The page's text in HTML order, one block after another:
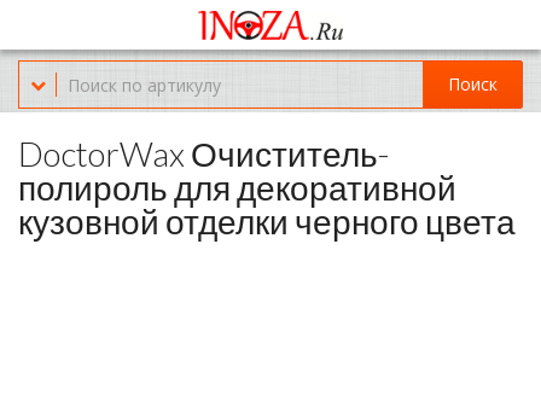
Офис обслуживания г.Краснодар (KRD) Куликова Поля 2 (магазин
Нож-мясо)
8-(967)-300-69-11
Поиск
DoctorWax Очиститель-
полироль для декоративной
кузовной отделки черного цвета